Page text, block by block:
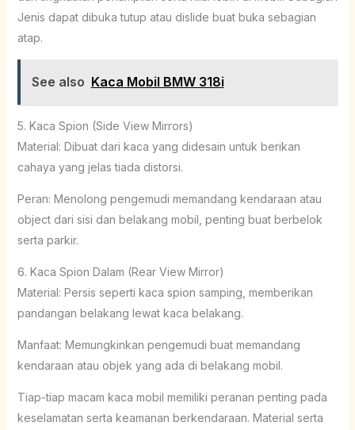
Jenis dapat dibuka tutup atau dislide buat buka sebagian
atap.
See also Kaca Mobil BMW 318i
5. Kaca Spion (Side View Mirrors)
Material: Dibuat dari kaca yang didesain untuk berikan
cahaya yang jelas tiada distorsi.
Peran: Menolong pengemudi memandang kendaraan atau
object dari sisi dan belakang mobil, penting buat berbelok
serta parkir.
6. Kaca Spion Dalam (Rear View Mirror)
Material: Persis seperti kaca spion samping, memberikan
pandangan belakang lewat kaca belakang.
Manfaat: Memungkinkan pengemudi buat memandang
kendaraan atau objek yang ada di belakang mobil.
Tiap-tiap macam kaca mobil memiliki peranan penting pada
keselamatan serta keamanan berkendaraan. Material serta